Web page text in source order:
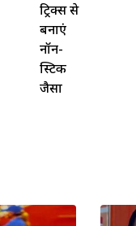
ट्रिक्स से
बनाएं
नॉन-
स्टिक
जैसा